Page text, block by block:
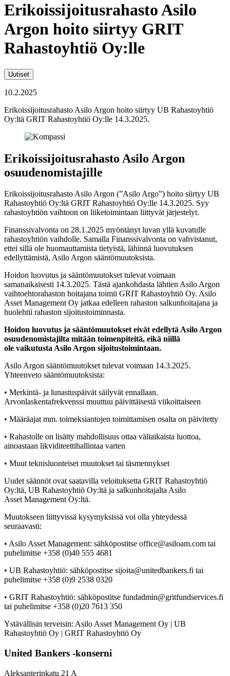
Erikoissijoitusrahasto Asilo
Argon hoito siirtyy GRIT
Rahastoyhtiö Oy:lle
Uutiset
10.2.2025
Erikoissijoitusrahasto Asilo Argon hoito siirtyy UB Rahastoyhtiö
Oy:ltä GRIT Rahastoyhtiö Oy:lle 14.3.2025.
Erikoissijoitusrahasto Asilo Argon
osuudenomistajille
Erikoissijoitusrahasto Asilo Argon (”Asilo Argo”) hoito siirtyy UB
Rahastoyhtiö Oy:ltä GRIT Rahastoyhtiö Oy:lle 14.3.2025. Syy
rahastoyhtiön vaihtoon on liiketoimintaan liittyvät järjestelyt.
Finanssivalvonta on 28.1.2025 myöntänyt luvan yllä kuvatulle
rahastoyhtiön vaihdolle. Samalla Finanssivalvonta on vahvistanut,
ettei sillä ole huomauttamista tietyistä, lähinnä luovutuksen
edellyttämistä, Asilo Argon sääntömuutoksista.
Hoidon luovutus ja sääntömuutokset tulevat voimaan
samanaikaisesti 14.3.2025. Tästä ajankohdasta lähtien Asilo Argon
vaihtoehtorahaston hoitajana toimii GRIT Rahastoyhtiö Oy. Asilo
Asset Management Oy jatkaa edelleen rahaston salkunhoitajana ja
huolehtii rahaston sijoitustoiminnasta.
Hoidon luovutus ja sääntömuutokset eivät edellytä Asilo Argon
osuudenomistajilta mitään toimenpiteitä, eikä niillä
ole vaikutusta Asilo Argon sijoitustoimintaan.
Asilo Argon sääntömuutokset tulevat voimaan 14.3.2025.
Yhteenveto sääntömuutoksista:
• Merkintä- ja lunastuspäivät säilyvät ennallaan.
Arvonlaskentafrekvenssi muuttuu päivittäisestä viikoittaiseen
• Määräajat mm. toimeksiantojen toimittamisen osalta on päivitetty
• Rahastolle on lisätty mahdollisuus ottaa väliaikaista luottoa,
ainoastaan likviditeettihallintaa varten
• Muut teknisluonteiset muutokset tai täsmennykset
Uudet säännöt ovat saatavilla veloituksetta GRIT Rahastoyhtiö
Oy:ltä, UB Rahastoyhtiö Oy:ltä ja salkunhoitajalta Asilo
Asset Management Oy:ltä.
Muutokseen liittyvissä kysymyksissä voi olla yhteydessä
seuraavasti:
• Asilo Asset Management: sähköpostitse office@asiloam.com tai
puhelimitse +358 (0)40 555 4681
• UB Rahastoyhtiö: sähköpostitse sijoita@unitedbankers.fi tai
puhelimitse +358 (0)9 2538 0320
• GRIT Rahastoyhtiö: sähköpostitse fundadmin@gritfundservices.fi
tai puhelimitse +358 (0)20 7613 350
Ystävällisin terveisin: Asilo Asset Management Oy | UB
Rahastoyhtiö Oy | GRIT Rahastoyhtiö Oy
United Bankers -konserni
Aleksanterinkatu 21 A